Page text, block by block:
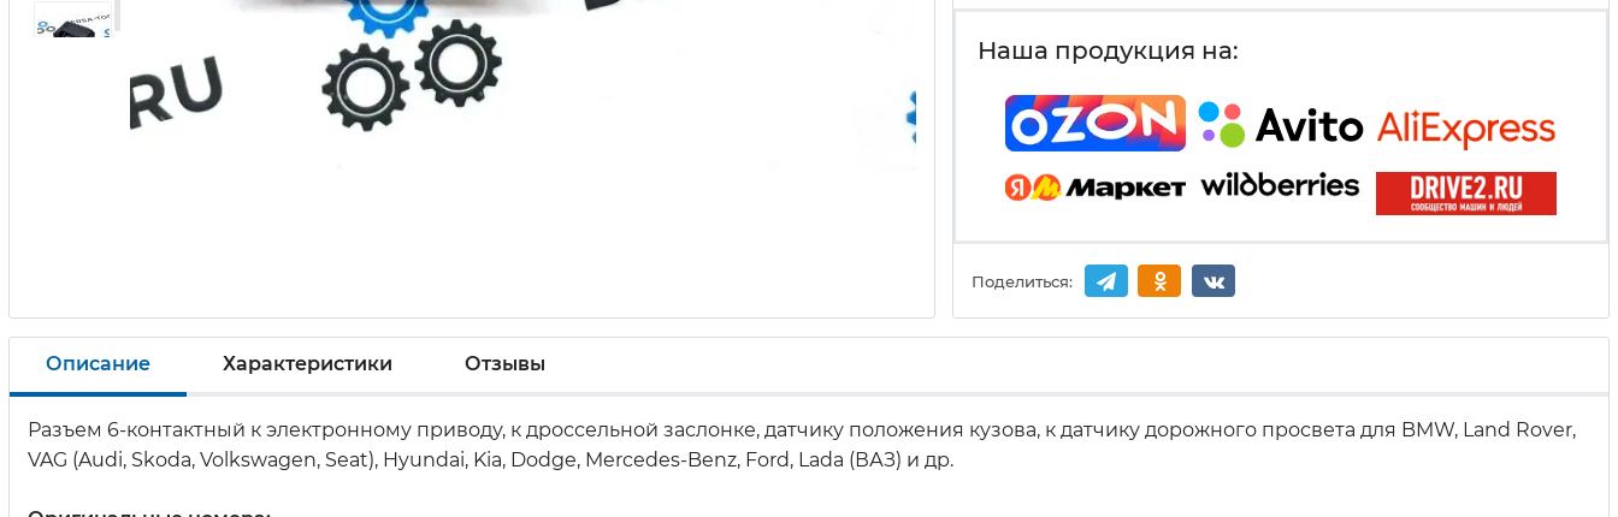
Наша продукция на:
Поделиться:
Описание Характеристики Отзывы
Разъем 6-контактный к электронному приводу, к дроссельной заслонке, датчику положения кузова, к датчику дорожного просвета для BMW, Land Rover,
VAG (Audi, Skoda, Volkswagen, Seat), Hyundai, Kia, Dodge, Mercedes-Benz, Ford, Lada (ВАЗ) и др.